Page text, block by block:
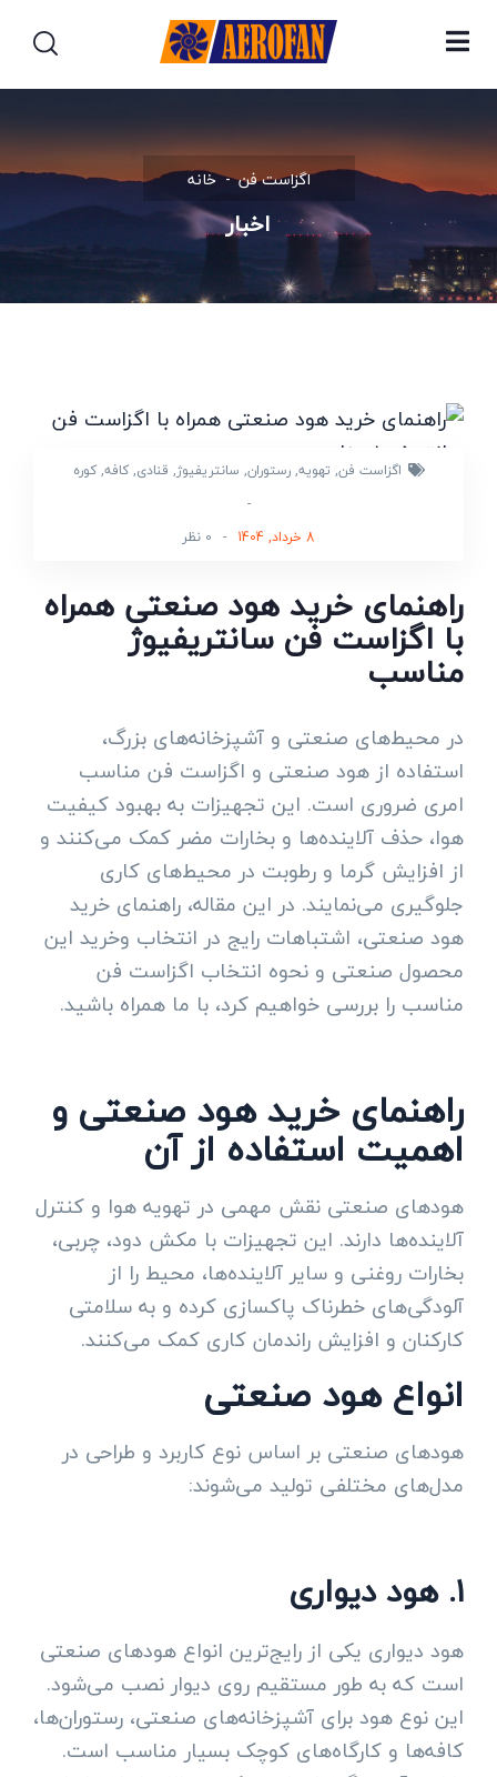
خانه اگزاست فن
اخبار
اگزاست فن, تهویه,رستوران, سانتریفیوژ, قنادی,کافه,کوره
-
8 خرداد, 1404
- 0 نظر
راهنمای خرید هود صنعتی همراه
با اگزاست فن سانتریفیوژ
مناسب
در محیط‌های صنعتی و آشپزخانه‌های بزرگ،
استفاده از هود صنعتی و اگزاست فن مناسب
امری ضروری است. این تجهیزات به بهبود کیفیت
هوا، حذف آلاینده‌ها و بخارات مضر کمک می‌کنند و
از افزایش گرما و رطوبت در محیط‌های کاری
جلوگیری می‌نمایند. در این مقاله، راهنمای خرید
هود صنعتی، اشتباهات رایج در انتخاب وخرید این
محصول صنعتی و نحوه انتخاب اگزاست فن
مناسب را بررسی خواهیم کرد، با ما همراه باشید.
راهنمای خرید هود صنعتی و
اهمیت استفاده از آن
هودهای صنعتی نقش مهمی در تهویه هوا و کنترل
آلاینده‌ها دارند. این تجهیزات با مکش دود، چربی،
بخارات روغنی و سایر آلاینده‌ها، محیط را از
آلودگی‌های خطرناک پاکسازی کرده و به سلامتی
کارکنان و افزایش راندمان کاری کمک می‌کنند.
انواع هود صنعتی
هودهای صنعتی بر اساس نوع کاربرد و طراحی در
مدل‌های مختلفی تولید می‌شوند:
۱. هود دیواری
هود دیواری یکی از رایج‌ترین انواع هودهای صنعتی
است که به طور مستقیم روی دیوار نصب می‌شود.
این نوع هود برای آشپزخانه‌های صنعتی، رستوران‌ها،
کافه‌ها و کارگاه‌های کوچک بسیار مناسب است.